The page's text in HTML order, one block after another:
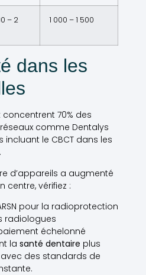
– 2
1 000 – 1 500
dans les
70% des
comme Dentalys
le CBCT dans les
d’appareils a augmenté
centre, vérifiez :
pour la radioprotection
radiologues
échelonné
la santé dentaire plus
avec des standards de